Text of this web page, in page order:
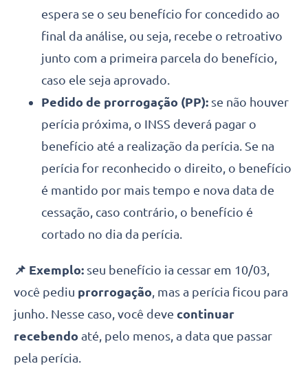
espera se o seu benefício for concedido ao
final da análise, ou seja, recebe o retroativo
junto com a primeira parcela do benefício,
caso ele seja aprovado.
Pedido de prorrogação (PP): se não houver
perícia próxima, o INSS deverá pagar o
benefício até a realização da perícia. Se na
perícia for reconhecido o direito, o benefício
é mantido por mais tempo e nova data de
cessação, caso contrário, o benefício é
cortado no dia da perícia.
📌 Exemplo: seu benefício ia cessar em 10/03,
você pediu prorrogação, mas a perícia ficou para
junho. Nesse caso, você deve continuar
recebendo até, pelo menos, a data que passar
pela perícia.